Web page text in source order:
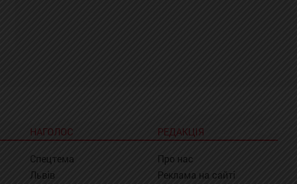
НАГОЛОС
Спецтема
Львів
РЕДАКЦІЯ
Про нас
Реклама на сайті